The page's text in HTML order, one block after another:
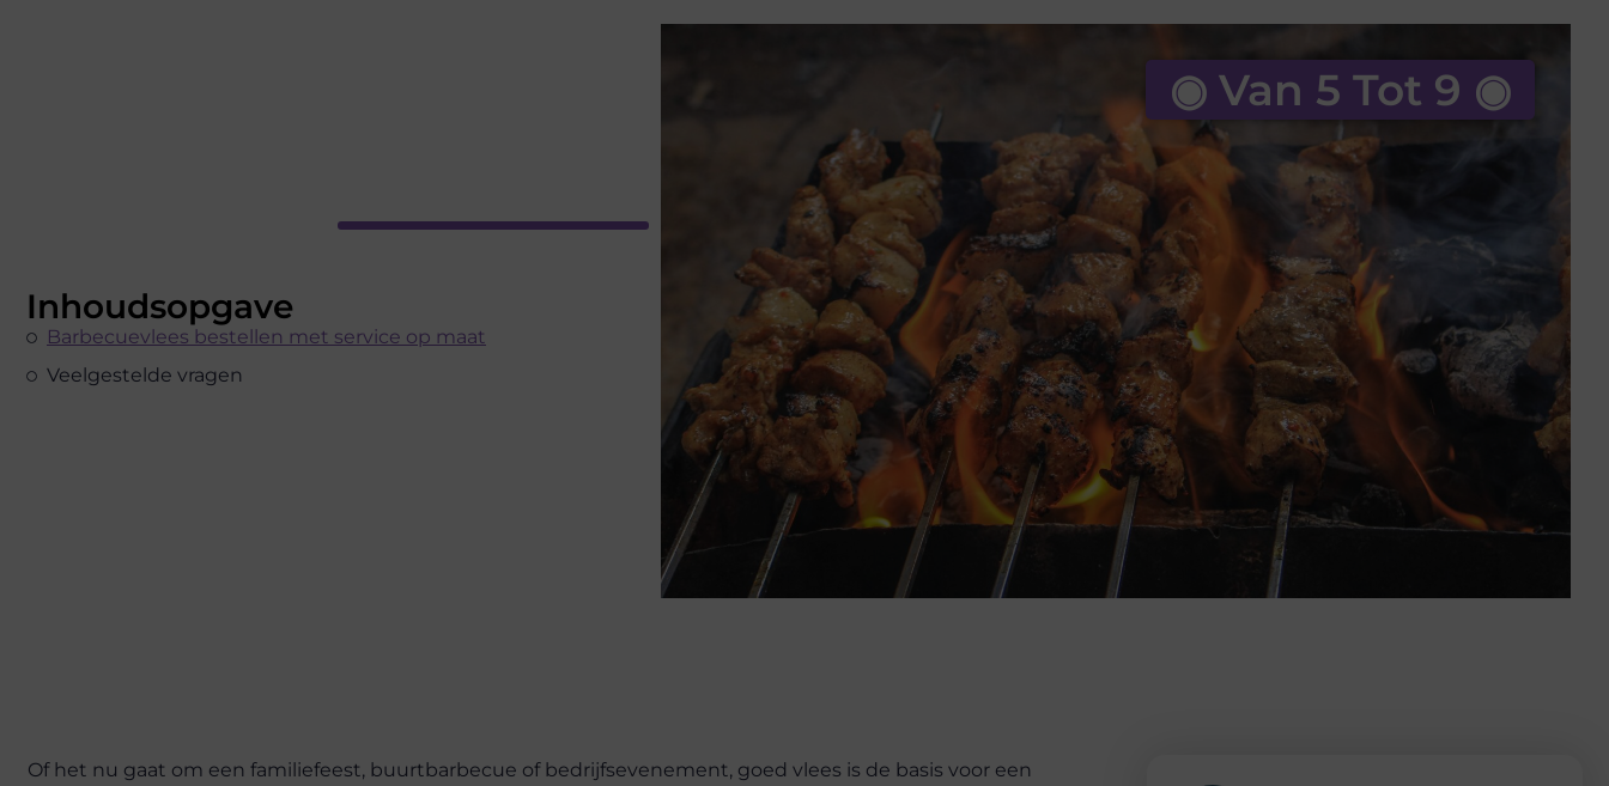
Inhoudsopgave
Barbecuevlees bestellen met service op maat
Veelgestelde vragen
◉ Van 5 Tot 9 ◉
Of het nu gaat om een familiefeest, buurtbarbecue of bedrijfsevenement, goed vlees is de basis voor een